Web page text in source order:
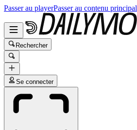
Passer au playerPasser au contenu principal
Rechercher
Se connecter